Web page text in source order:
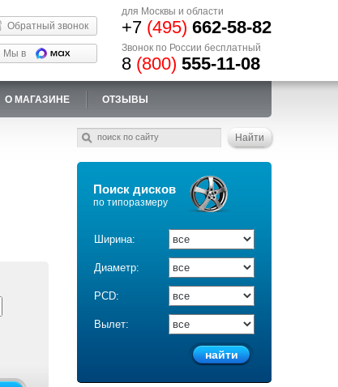
Обратный звонок
Мы в
для Москвы и области
+7 (495) 662-58-82
Звонок по России бесплатный
8 (800) 555-11-08
О МАГАЗИНЕ ОТЗЫВЫ
Поиск дисков
по типоразмеру
Ширина:
Диаметр:
PCD:
Вылет: